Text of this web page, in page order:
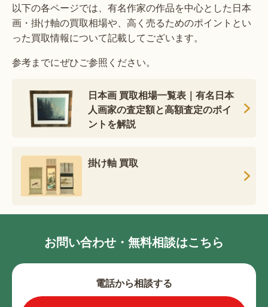
以下の各ページでは、有名作家の作品を中心とした日本
画・掛け軸の買取相場や、高く売るためのポイントとい
った買取情報について記載してございます。
参考までにぜひご参照ください。
日本画 買取相場一覧表｜有名日本
人画家の査定額と高額査定のポイ
ントを解説
掛け軸 買取
お問い合わせ・無料相談はこちら
電話から相談する